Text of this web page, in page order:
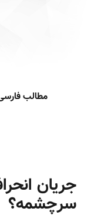
مطالب
جریان
سرچشمه؟